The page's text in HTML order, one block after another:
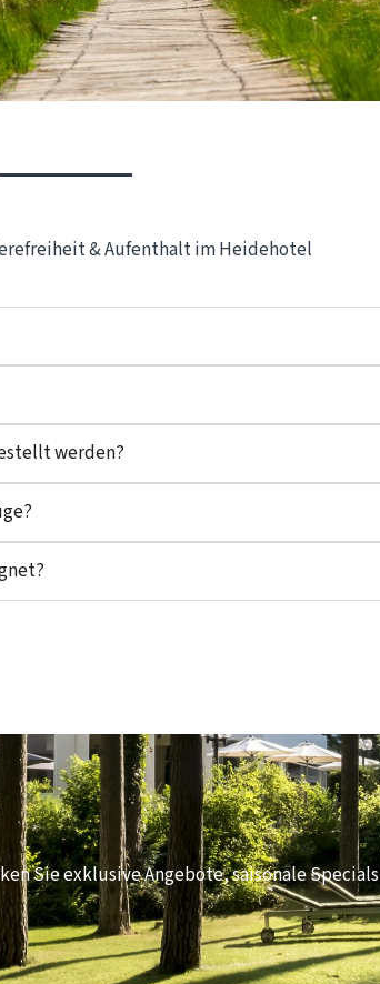
& Aufenthalt im Heidehotel
werden?
Sie exklusive Angebote, saisonale Specials